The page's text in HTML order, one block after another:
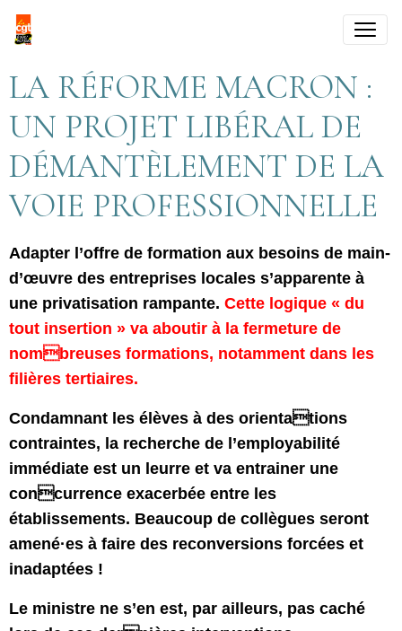
LA RÉFORME MACRON :
UN PROJET LIBÉRAL DE
DÉMANTÈLEMENT DE LA
VOIE PROFESSIONNELLE
Adapter l’offre de formation aux besoins de main-
d’œuvre des entreprises locales s’apparente à
une privatisation rampante. Cette logique « du
tout insertion » va aboutir à la fermeture de
nombreuses formations, notamment dans les
filières tertiaires.
Condamnant les élèves à des orientations
contraintes, la recherche de l’employabilité
immédiate est un leurre et va entrainer une
concurrence exacerbée entre les
établissements. Beaucoup de collègues seront
amené·es à faire des reconversions forcées et
inadaptées !
Le ministre ne s’en est, par ailleurs, pas caché